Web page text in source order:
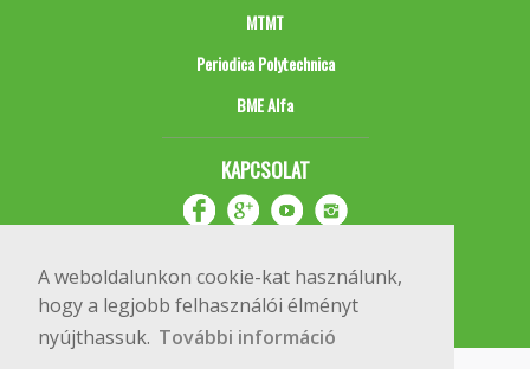
A weboldalunkon cookie-kat használunk,
hogy a legjobb felhasználói élményt
nyújthassuk. További információ
MTMT
Periodica Polytechnica
BME Alfa
KAPCSOLAT